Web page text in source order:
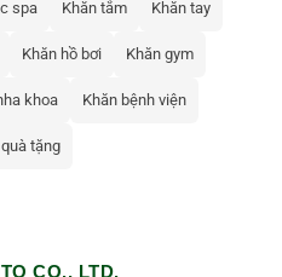
spa Khăn tắm Khăn tay
Khăn hồ bơi Khăn gym
khoa Khăn bệnh viện
tặng
CO., LTD.